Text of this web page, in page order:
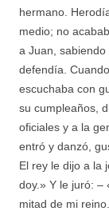
hermano.
medio; no
a Juan,
defendía.
escuchaba con
su cumpleaños,
oficiales y a la
entró y danzó,
El rey le dijo a la
doy.» Y le juró: –
mitad de mi